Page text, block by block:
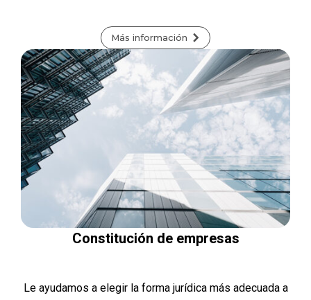
Más información
Constitución de empresas
Le ayudamos a elegir la forma jurídica más adecuada a